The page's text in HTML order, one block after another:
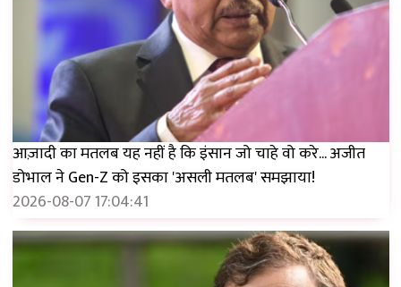
आज़ादी का मतलब यह नहीं है कि इंसान जो चाहे वो करे... अजीत
डोभाल ने Gen-Z को इसका 'असली मतलब' समझाया!
2026-08-07 17:04:41